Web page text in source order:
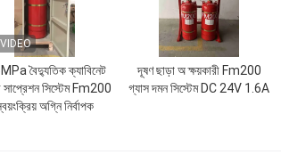
VIDEO
বৈদ্যুতিক ক্যাবিনেট
সাপ্রেশন সিস্টেম Fm200
অগ্নি নির্বাপক
দূষণ ছাড়া অ ক্ষয়কারী Fm200
গ্যাস দমন সিস্টেম DC 24V 1.6A